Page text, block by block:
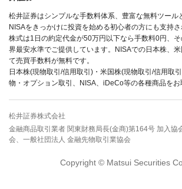
松井証券はシンプルな手数料体系、豊富な無料ツール
NISAをきっかけに投資を始める初心者の方にも支持さ
株式は1日の約定代金が50万円以下なら手数料0円、
界最安水準でご提供しています。NISAでの日本株、
て売買手数料が無料です。
日本株(現物取引/信用取引)・米国株(現物取引/信用取
物・オプション取引、NISA、iDeCo等の各種商品をお
松井証券株式会社
金融商品取引業者 関東財務局長(金商)第164号 加入協
会、一般社団法人 金融先物取引業協会
Copyright © Matsui Securities